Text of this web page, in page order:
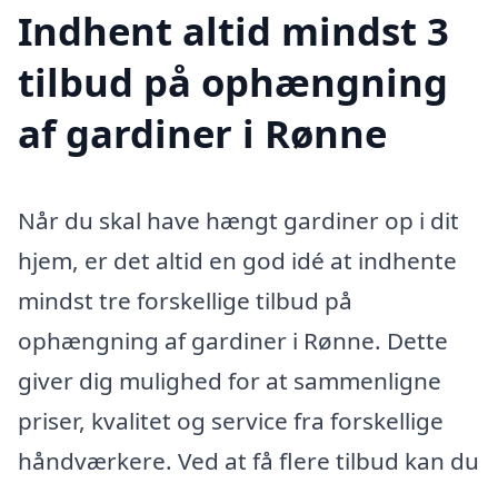
Indhent altid mindst 3
tilbud på ophængning
af gardiner i Rønne
Når du skal have hængt gardiner op i dit
hjem, er det altid en god idé at indhente
mindst tre forskellige tilbud på
ophængning af gardiner i Rønne. Dette
giver dig mulighed for at sammenligne
priser, kvalitet og service fra forskellige
håndværkere. Ved at få flere tilbud kan du